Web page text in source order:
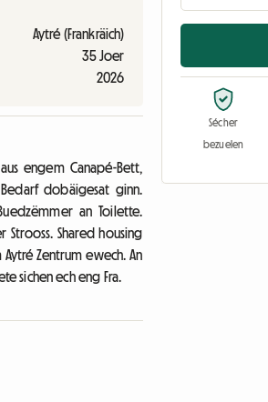
Aytré (Frankräich)
35 Joer
2026
engem Canapé-Bett,
dobäigesat ginn.
an Toilette.
Shared housing
Zentrum ewech. An
sichen ech eng Fra.
Sécher
bezuelen